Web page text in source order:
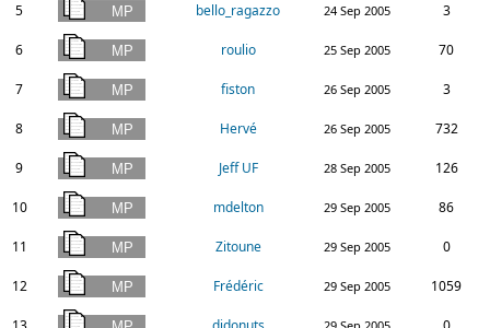
5 bello_ragazzo 24 Sep 2005 3
6 roulio 25 Sep 2005 70
7 fiston 26 Sep 2005 3
8 Hervé 26 Sep 2005 732
9 Jeff UF 28 Sep 2005 126
10 mdelton 29 Sep 2005 86
11 Zitoune 29 Sep 2005 0
12 Frédéric 29 Sep 2005 1059